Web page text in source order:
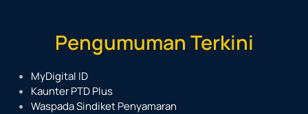
Pengumuman Terkini
MyDigital ID
Kaunter PTD Plus
Waspada Sindiket Penyamaran